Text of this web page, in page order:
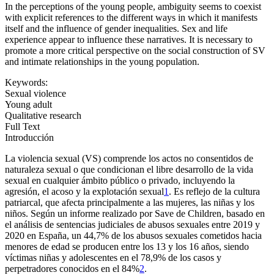
In the perceptions of the young people, ambiguity seems to coexist
with explicit references to the different ways in which it manifests
itself and the influence of gender inequalities. Sex and life
experience appear to influence these narratives. It is necessary to
promote a more critical perspective on the social construction of SV
and intimate relationships in the young population.
Keywords:
Sexual violence
Young adult
Qualitative research
Full Text
Introducción
La violencia sexual (VS) comprende los actos no consentidos de
naturaleza sexual o que condicionan el libre desarrollo de la vida
sexual en cualquier ámbito público o privado, incluyendo la
agresión, el acoso y la explotación sexual1. Es reflejo de la cultura
patriarcal, que afecta principalmente a las mujeres, las niñas y los
niños. Según un informe realizado por Save de Children, basado en
el análisis de sentencias judiciales de abusos sexuales entre 2019 y
2020 en España, un 44,7% de los abusos sexuales cometidos hacia
menores de edad se producen entre los 13 y los 16 años, siendo
víctimas niñas y adolescentes en el 78,9% de los casos y
perpetradores conocidos en el 84%2.